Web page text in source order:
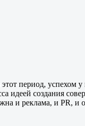
период,
идеей создания
и реклама, и PR,